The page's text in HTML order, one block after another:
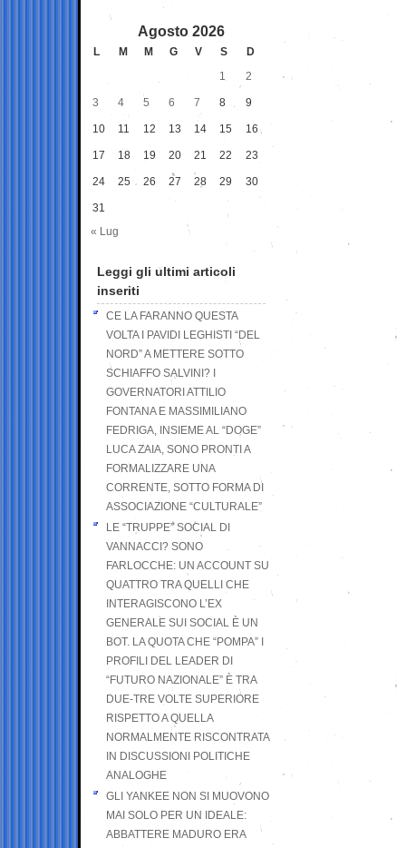
Agosto 2026
L M M G V S
D
1
2
3 4 5 6 7 8 9
10 11 12 13 14 15 16
17 18 19 20 21 22 23
24 25 26 27 28 29 30
31
« Lug
Leggi gli ultimi articoli
inseriti
CE LA FARANNO QUESTA
VOLTA I PAVIDI LEGHISTI “DEL
NORD” A METTERE SOTTO
SCHIAFFO SALVINI? I
GOVERNATORI ATTILIO
FONTANA E MASSIMILIANO
FEDRIGA, INSIEME AL “DOGE”
LUCA ZAIA, SONO PRONTI A
FORMALIZZARE UNA
CORRENTE, SOTTO FORMA DI
ASSOCIAZIONE “CULTURALE”
LE “TRUPPE” SOCIAL DI
VANNACCI? SONO
FARLOCCHE: UN ACCOUNT SU
QUATTRO TRA QUELLI CHE
INTERAGISCONO L’EX
GENERALE SUI SOCIAL È UN
BOT. LA QUOTA CHE “POMPA” I
PROFILI DEL LEADER DI
“FUTURO NAZIONALE” È TRA
DUE-TRE VOLTE SUPERIORE
RISPETTO A QUELLA
NORMALMENTE RISCONTRATA
IN DISCUSSIONI POLITICHE
ANALOGHE
GLI YANKEE NON SI MUOVONO
MAI SOLO PER UN IDEALE:
ABBATTERE MADURO ERA